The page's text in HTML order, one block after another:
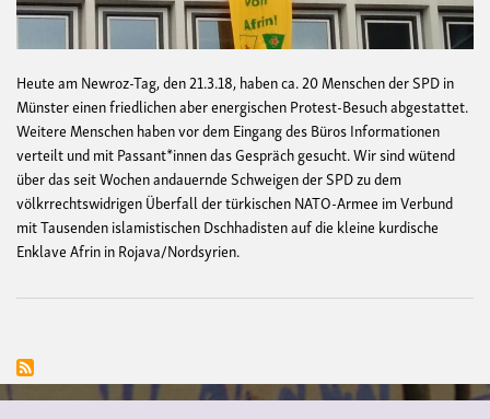
Heute am Newroz-Tag, den 21.3.18, haben ca. 20 Menschen der SPD in
Münster einen friedlichen aber energischen Protest-Besuch abgestattet.
Weitere Menschen haben vor dem Eingang des Büros Informationen
verteilt und mit Passant*innen das Gespräch gesucht. Wir sind wütend
über das seit Wochen andauernde Schweigen der SPD zu dem
völkrrechtswidrigen Überfall der türkischen NATO-Armee im Verbund
mit Tausenden islamistischen Dschhadisten auf die kleine kurdische
Enklave Afrin in Rojava/Nordsyrien.